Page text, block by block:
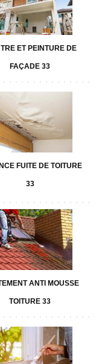
ET PEINTURE DE
FAÇADE 33
FUITE DE TOITURE
33
ANTI MOUSSE
TOITURE 33